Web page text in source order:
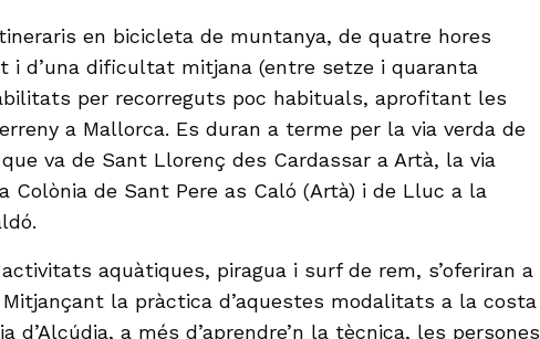
en bicicleta de muntanya, de quatre hores
i d’una dificultat mitjana (entre setze i quaranta
per recorreguts poc habituals, aprofitant les
a Mallorca. Es duran a terme per la via verda de
va de Sant Llorenç des Cardassar a Artà, la via
Colònia de Sant Pere as Caló (Artà) i de Lluc a la
aquàtiques, piragua i surf de rem, s’oferiran a
Mitjançant la pràctica d’aquestes modalitats a la costa
d’Alcúdia, a més d’aprendre’n la tècnica, les persones